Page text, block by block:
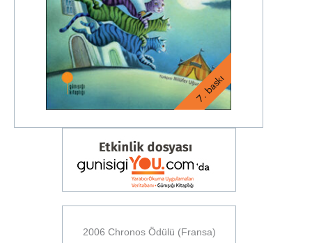
7. baskı
2006 Chronos Ödülü (Fransa)